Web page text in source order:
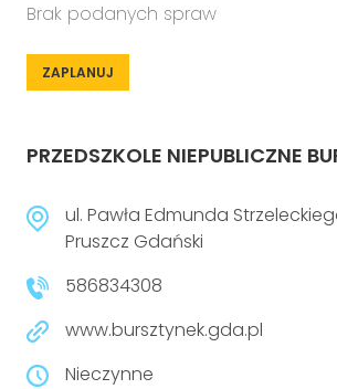
Brak podanych spraw
ZAPLANUJ
PRZEDSZKOLE NIEPUBLICZNE
ul. Pawła Edmunda
Pruszcz Gdański
586834308
www.bursztynek.gda.pl
Nieczynne